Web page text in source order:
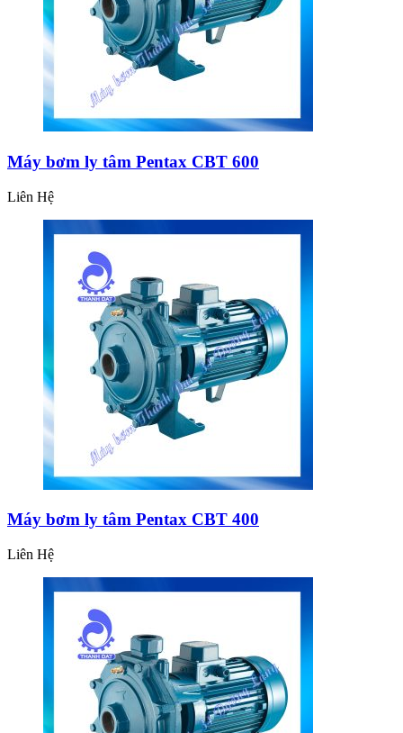
Máy bơm ly tâm Pentax CBT 600
Liên Hệ
Máy bơm ly tâm Pentax CBT 400
Liên Hệ